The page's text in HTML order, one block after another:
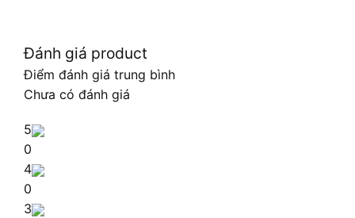
Đánh giá product
Điểm đánh giá trung bình
Chưa có đánh giá
5
0
4
0
3